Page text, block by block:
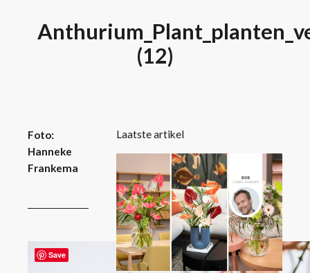
(12)
Foto:
Hanneke
Frankema
Laatste artikel
Save